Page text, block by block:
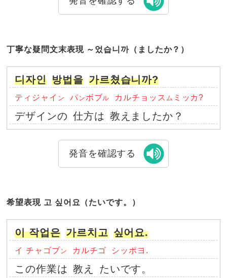
丁寧な疑問文末表現 ～었습니까（ましたか？）
디자인 방법을 가르쳤습니까?
ティジャイ ン パン ボブル カルチョッス ム ミッカ?
デザインの 仕方は 教えましたか？
発音を確認する
希望表現 고 싶어요（たいです。）
이 작업은 가르치고 싶어요.
イ チャゴブン カルチゴ シッポヨ.
この作業は 教え たいです。